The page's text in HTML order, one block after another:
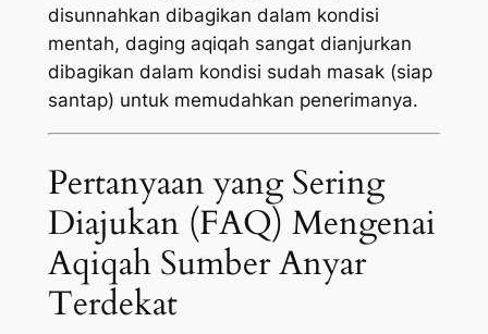
disunnahkan dibagikan dalam kondisi
mentah, daging aqiqah sangat dianjurkan
dibagikan dalam kondisi sudah masak (siap
santap) untuk memudahkan penerimanya.
Pertanyaan yang Sering
Diajukan (FAQ) Mengenai
Aqiqah Sumber Anyar
Terdekat